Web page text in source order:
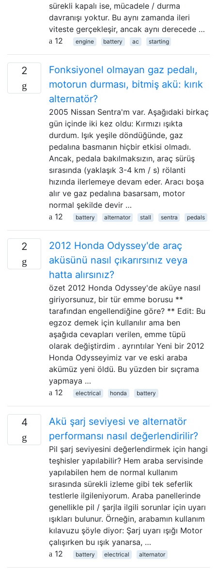
sürekli kapalı ise, mücadele / durma
davranışı yoktur. Bu aynı zamanda ileri
viteste gerçekleşir, ancak aynı derecede …
12
engine battery ac starting
2
Fonksiyonel olmayan gaz pedalı,
motorun durması, bitmiş akü: kırık
alternatör?
2005 Nissan Sentra'm var. Aşağıdaki birkaç
gün içinde iki kez oldu: Kırmızı ışıkta
durdum. Işık yeşile döndüğünde, gaz
pedalına basmanın hiçbir etkisi olmadı.
Ancak, pedala bakılmaksızın, araç sürüş
sırasında (yaklaşık 3-4 km / s) rölanti
hızında ilerlemeye devam eder. Aracı boşa
alır ve gaz pedalına basarsam, motor
normal şekilde devir …
12
battery alternator stall sentra pedals
2
2012 Honda Odyssey'de araç
aküsünü nasıl çıkarırsınız veya
hatta alırsınız?
özet 2012 Honda Odyssey'de aküye nasıl
giriyorsunuz, bir tür emme borusu **
tarafından engellendiğine göre? ** Edit: Bu
egzoz demek için kullanılır ama ben
aşağıda cevapları verilen, emme tüpü
olarak değiştirdim . ayrıntılar Yeni bir 2012
Honda Odysseyimiz var ve eski araba
akümüz yeni öldü. Bu yüzden bir sıçrama
yapmaya …
12
electrical honda battery
4
Akü şarj seviyesi ve alternatör
performansı nasıl değerlendirilir?
Pil şarj seviyesini değerlendirmek için hangi
teşhisler yapılabilir? Hem araba servisinde
yapılabilen hem de normal kullanım
sırasında sürekli izleme gibi tek seferlik
testlerle ilgileniyorum. Araba panellerinde
genellikle pil / şarjla ilgili sorunlar için uyarı
ışıkları bulunur. Örneğin, arabamın kullanım
kılavuzu şöyle diyor: Şarj uyarı ışığı Motor
çalışırken bu ışık yanarsa, …
12
battery electrical alternator